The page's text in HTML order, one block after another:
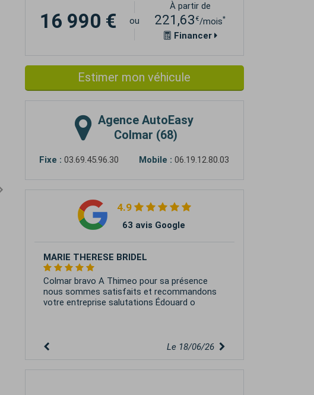
16 990 € ou
À partir de
221,63 €/mois*
Financer
Estimer mon véhicule
Agence AutoEasy
Colmar (68)
Fixe : 03.69.45.96.30 Mobile : 06.19.12.80.03
4.9
63 avis Google
Corine Peter
Équipe très professionnelle et investie.
Le 15/06/26